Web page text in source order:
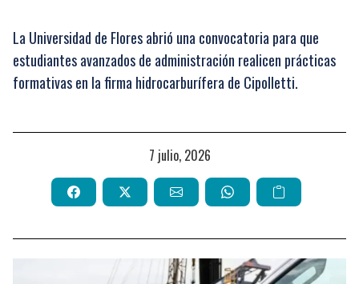
La Universidad de Flores abrió una convocatoria para que
estudiantes avanzados de administración realicen prácticas
formativas en la firma hidrocarburífera de Cipolletti.
7 julio, 2026